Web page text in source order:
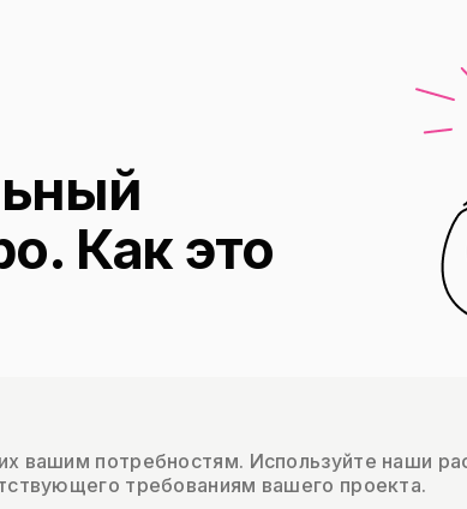
Как это
вашим потребностям. Используйте наши
требованиям вашего проекта.